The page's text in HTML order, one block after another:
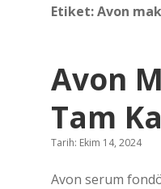
Etiket:Avon
Avon
Tam
Tarih: Ekim 14, 2024
Avon serum